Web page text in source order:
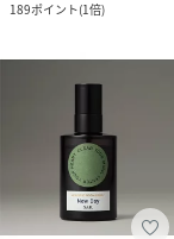
189ポイント(1倍)